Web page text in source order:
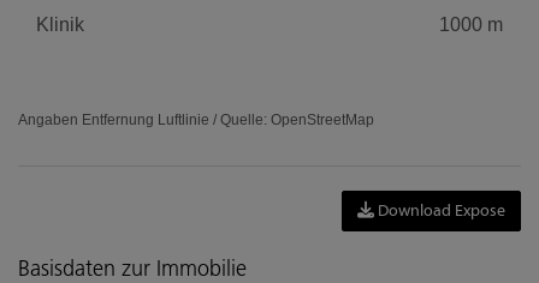
Klinik
1000 m
Angaben Entfernung Luftlinie / Quelle: OpenStreetMap
Download Expose
Basisdaten zur Immobilie